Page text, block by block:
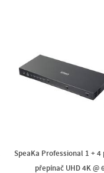
SpeaKa Professional 1 + 4
přepínač UHD 4K @